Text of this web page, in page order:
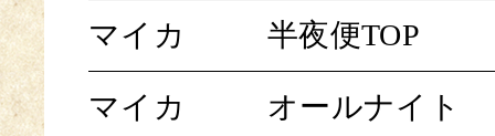
マイカ 半夜便TOP
マイカ
オールナイト